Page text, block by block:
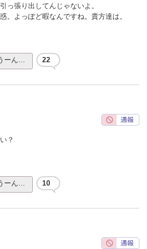
っ張り出してんじゃないよ。
。よっぽど暇なんですね。貴方達は。
ーん… 22
？
ーん… 10